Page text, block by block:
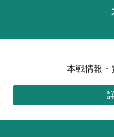
本戦情報